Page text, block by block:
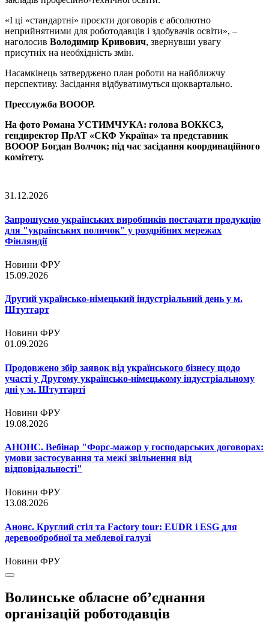
«І ці «стандартні» проєкти договорів є абсолютно
неприйнятними для роботодавців і здобувачів освіти», –
наголосив Володимир Кривович, звернувши увагу
присутніх на необхідність змін.
Насамкінець затверджено план роботи на найближчу
перспективу. Засідання відбуватимуться щоквартально.
Пресслужба ВОООР.
На фото Романа УСТИМЧУКА: голова ВОККСЗ,
гендиректор ПрАТ «СКФ Україна» та представник
ВОООР Богдан Волчок; під час засідання координаційного
комітету.
31.12.2026
Запрошуємо українських виробників постачати продукцію
для "українських поличок" у роздрібних мережах
Фінляндії
Новини ФРУ
15.09.2026
Другий українсько-німецький індустріальний день у м.
Штутгарт
Новини ФРУ
01.09.2026
Продовжено збір заявок від українського бізнесу щодо
участі у Другому українсько-німецькому індустріальному
дні у м. Штутгарті
Новини ФРУ
19.08.2026
АНОНС. Вебінар "Форс-мажор у господарських договорах:
умови застосування та межі звільнення від
відповідальності"
Новини ФРУ
13.08.2026
Анонс. Круглий стіл та Factory tour: EUDR і ESG для
деревообробної та меблевої галузі
Новини ФРУ
Волинське обласне об’єднання
організацій роботодавців